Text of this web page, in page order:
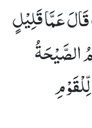
انْصُرْنِیْ بِمَا كَذَّبُوْنِ(39) قَالَ عَمَّا قَلِیْلٍ
الصَّیْحَةُ